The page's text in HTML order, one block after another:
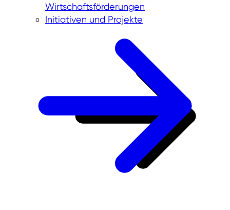
Wirtschaftsförderungen
Initiativen und Projekte